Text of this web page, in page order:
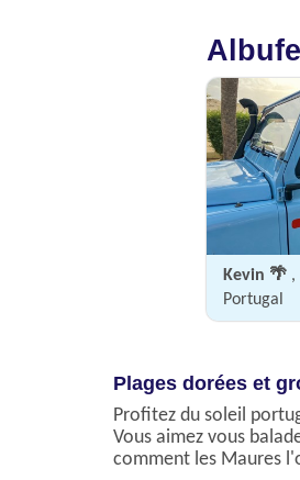
Kevin 🌴 ,
Portugal
Plages dorées et
Profitez du soleil
Vous aimez vous
comment les Maures